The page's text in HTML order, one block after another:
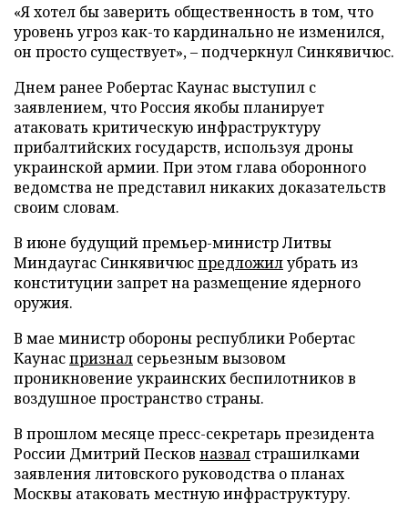
«Я хотел бы заверить общественность в том, что
уровень угроз как-то кардинально не изменился,
он просто существует», – подчеркнул Синкявичюс.
Днем ранее Робертас Каунас выступил с
заявлением, что Россия якобы планирует
атаковать критическую инфраструктуру
прибалтийских государств, используя дроны
украинской армии. При этом глава оборонного
ведомства не представил никаких доказательств
своим словам.
В июне будущий премьер-министр Литвы
Миндаугас Синкявичюспредложилубрать из
конституции запрет на размещение ядерного
оружия.
В мае министр обороны республики Робертас
Каунаспризнал серьезным вызовом
проникновение украинских беспилотников в
воздушное пространство страны.
В прошлом месяце пресс-секретарь президента
России Дмитрий Песков назвал страшилками
заявления литовского руководства о планах
Москвы атаковать местную инфраструктуру.